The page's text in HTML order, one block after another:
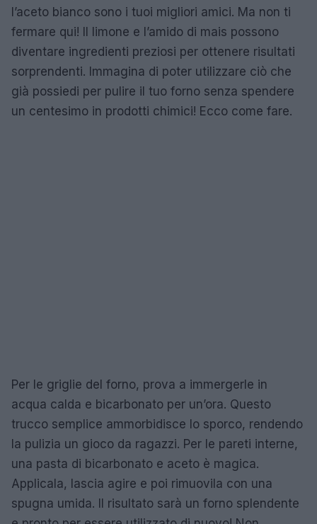
l’aceto bianco sono i tuoi migliori amici. Ma non ti
fermare qui! Il limone e l’amido di mais possono
diventare ingredienti preziosi per ottenere risultati
sorprendenti. Immagina di poter utilizzare ciò che
già possiedi per pulire il tuo forno senza spendere
un centesimo in prodotti chimici! Ecco come fare.
Per le griglie del forno, prova a immergerle in
acqua calda e bicarbonato per un’ora. Questo
trucco semplice ammorbidisce lo sporco, rendendo
la pulizia un gioco da ragazzi. Per le pareti interne,
una pasta di bicarbonato e aceto è magica.
Applicala, lascia agire e poi rimuovila con una
spugna umida. Il risultato sarà un forno splendente